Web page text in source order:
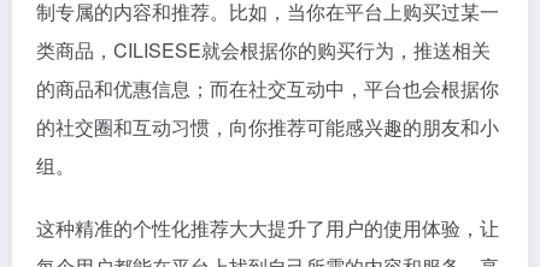
制专属的内容和推荐。比如，当你在平台上购买过某一
类商品，CILISESE就会根据你的购买行为，推送相关
的商品和优惠信息；而在社交互动中，平台也会根据你
的社交圈和互动习惯，向你推荐可能感兴趣的朋友和小
组。
这种精准的个性化推荐大大提升了用户的使用体验，让